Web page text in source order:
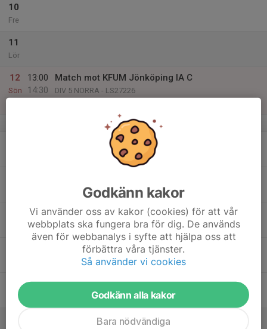
10
Fre
11
Lör
12
Sön
13:00
14:30
Match mot KFUM Jönköping IA C
DIV 5 NORRA - LS27226
v.42
Styrelsemöte huvudstyrelsen
Fre
Match mot BTK Final C
Godkänn kakor
Vi använder oss av kakor (cookies) för att vår
webbplats ska fungera bra för dig. De används
även för webbanalys i syfte att hjälpa oss att
förbättra våra tjänster.
Så använder vi cookies
Godkänn alla kakor
Bara nödvändiga